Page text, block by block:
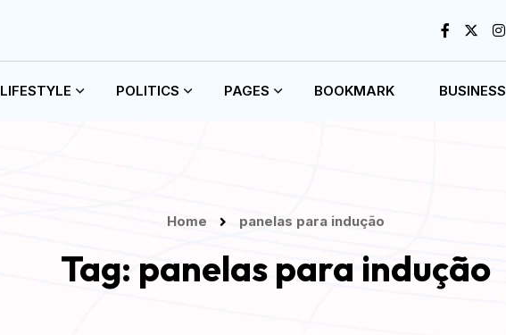
LIFESTYLE POLITICS PAGES BOOKMARK BUSINESS
Home panelas para indução
Tag: panelas para indução